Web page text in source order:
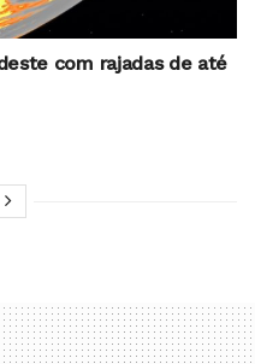
com rajadas de até